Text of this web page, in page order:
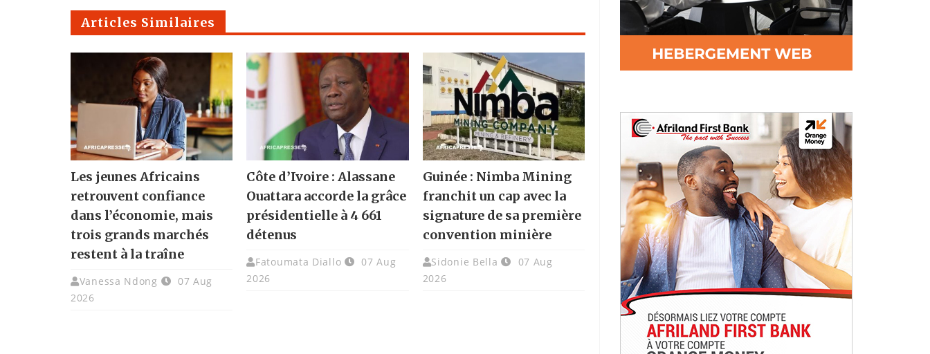
Articles Similaires
Les jeunes Africains
retrouvent confiance
dans l’économie, mais
trois grands marchés
restent à la traîne
Vanessa Ndong
07 Aug
2026
Côte d’Ivoire : Alassane
Ouattara accorde la grâce
présidentielle à 4 661
détenus
Fatoumata Diallo
07 Aug
2026
Guinée : Nimba Mining
franchit un cap avec la
signature de sa première
convention minière
Sidonie Bella
07 Aug
2026